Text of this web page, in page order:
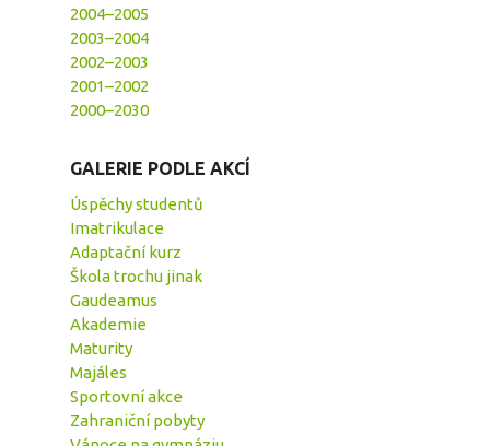
2004–2005
2003–2004
2002–2003
2001–2002
2000–2030
GALERIE PODLE AKCÍ
Úspěchy studentů
Imatrikulace
Adaptační kurz
Škola trochu jinak
Gaudeamus
Akademie
Maturity
Majáles
Sportovní akce
Zahraniční pobyty